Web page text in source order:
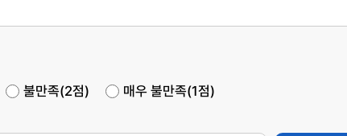
불만족(2점) 매우 불만족(1점)